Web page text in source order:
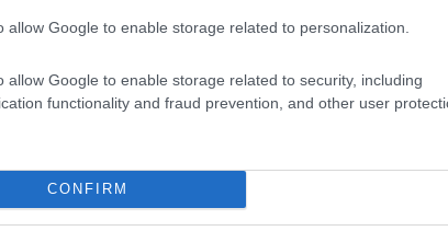
allow Google to enable storage related to personalization.
allow Google to enable storage related to security, including
functionality and fraud prevention, and other user
CONFIRM
το ντεμπούτο τους με τη φανέλα
το ταλέντο τους. Ιδίως ο Τζίμας
του, ενώ μετά το τέλος του αγώνα
στους οπαδούς της Μπράιτον που